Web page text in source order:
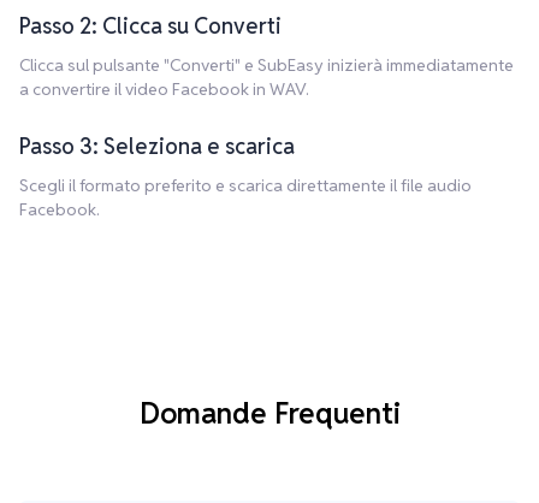
Passo 2: Clicca su Converti
Clicca sul pulsante "Converti" e SubEasy inizierà immediatamente
a convertire il video Facebook in WAV.
Passo 3: Seleziona e scarica
Scegli il formato preferito e scarica direttamente il file audio
Facebook.
Domande Frequenti